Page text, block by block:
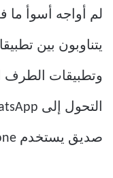
لم أواجه أسوأ
يتناوبون بين
وتطبيقات الطرف
صديق يستخدم iPhone.